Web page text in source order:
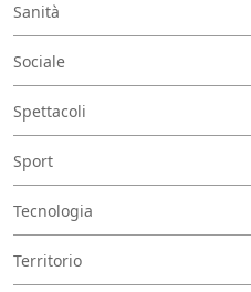
Sanità
Sociale
Spettacoli
Sport
Tecnologia
Territorio